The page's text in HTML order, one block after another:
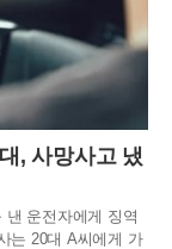
, 사망사고 냈
낸 운전자에게 징역
는 20대 A씨에게 가